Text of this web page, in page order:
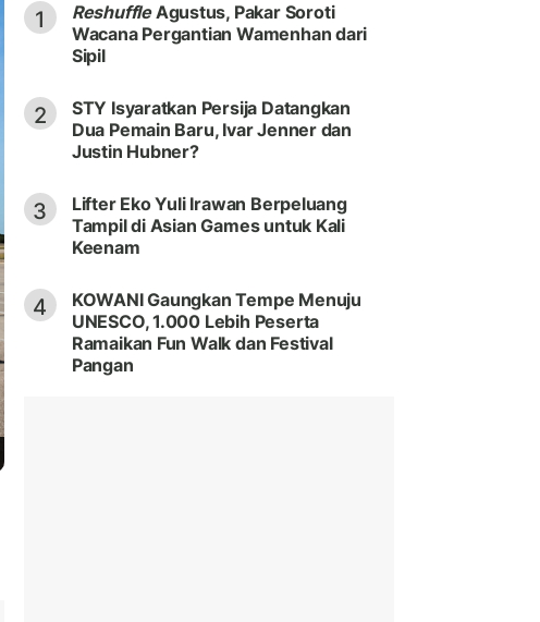
1 ReshuffleAgustus, Pakar Soroti
Wacana Pergantian Wamenhan dari
Sipil
2
STY Isyaratkan Persija Datangkan
Dua Pemain Baru, Ivar Jenner dan
Justin Hubner?
3
Lifter Eko Yuli Irawan Berpeluang
Tampil di Asian Games untuk Kali
Keenam
4
KOWANI Gaungkan Tempe Menuju
UNESCO, 1.000 Lebih Peserta
Ramaikan Fun Walk dan Festival
Pangan